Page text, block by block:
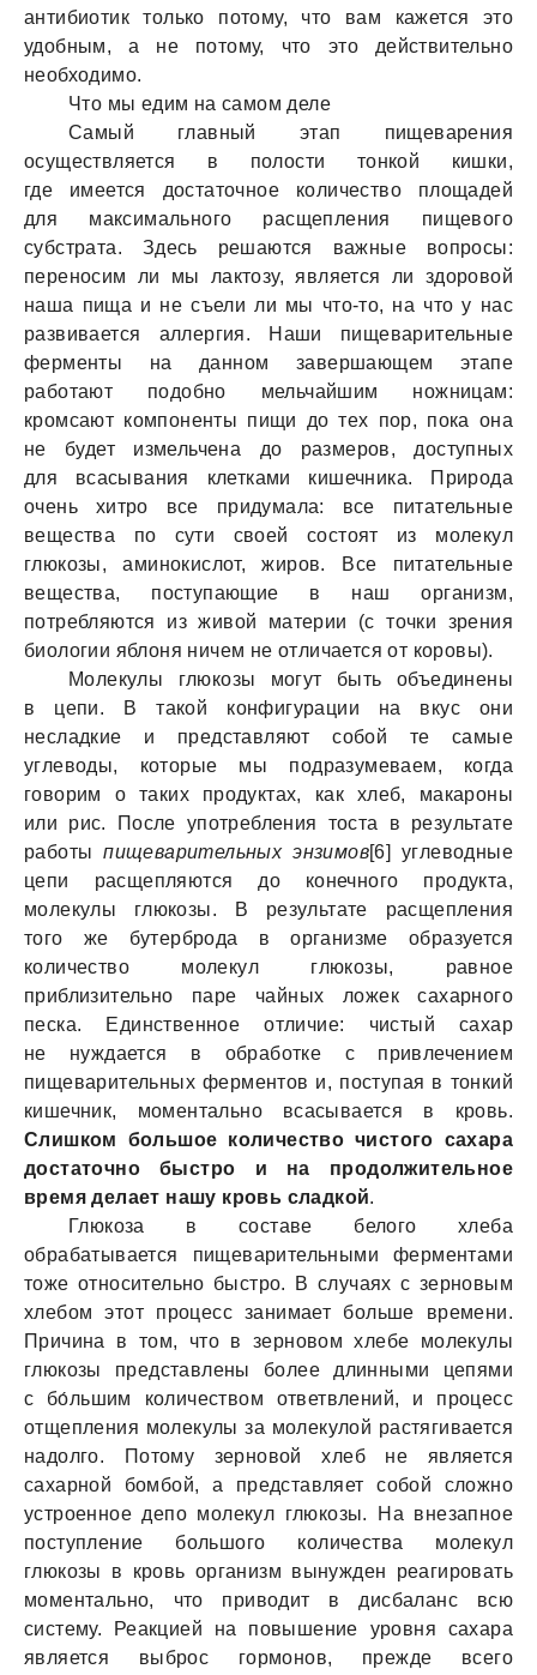
антибиотик только потому, что вам кажется это
удобным, а не потому, что это действительно
необходимо.
Что мы едим на самом деле
Самый главный этап пищеварения
осуществляется в полости тонкой кишки,
где имеется достаточное количество площадей
для максимального расщепления пищевого
субстрата. Здесь решаются важные вопросы:
переносим ли мы лактозу, является ли здоровой
наша пища и не съели ли мы что-то, на что у нас
развивается аллергия. Наши пищеварительные
ферменты на данном завершающем этапе
работают подобно мельчайшим ножницам:
кромсают компоненты пищи до тех пор, пока она
не будет измельчена до размеров, доступных
для всасывания клетками кишечника. Природа
очень хитро все придумала: все питательные
вещества по сути своей состоят из молекул
глюкозы, аминокислот, жиров. Все питательные
вещества, поступающие в наш организм,
потребляются из живой материи (с точки зрения
биологии яблоня ничем не отличается от коровы).
Молекулы глюкозы могут быть объединены
в цепи. В такой конфигурации на вкус они
несладкие и представляют собой те самые
углеводы, которые мы подразумеваем, когда
говорим о таких продуктах, как хлеб, макароны
или рис. После употребления тоста в результате
работыпищеварительных энзимов[6] углеводные
цепи расщепляются до конечного продукта,
молекулы глюкозы. В результате расщепления
того же бутерброда в организме образуется
количество молекул глюкозы, равное
приблизительно паре чайных ложек сахарного
песка. Единственное отличие: чистый сахар
не нуждается в обработке с привлечением
пищеварительных ферментов и, поступая в тонкий
кишечник, моментально всасывается в кровь.
Слишком большое количество чистого сахара
достаточно быстро и на продолжительное
время делает нашу кровь сладкой.
Глюкоза в составе белого хлеба
обрабатывается пищеварительными ферментами
тоже относительно быстро. В случаях с зерновым
хлебом этот процесс занимает больше времени.
Причина в том, что в зерновом хлебе молекулы
глюкозы представлены более длинными цепями
с бо́льшим количеством ответвлений, и процесс
отщепления молекулы за молекулой растягивается
надолго. Потому зерновой хлеб не является
сахарной бомбой, а представляет собой сложно
устроенное депо молекул глюкозы. На внезапное
поступление большого количества молекул
глюкозы в кровь организм вынужден реагировать
моментально, что приводит в дисбаланс всю
систему. Реакцией на повышение уровня сахара
является выброс гормонов, прежде всего